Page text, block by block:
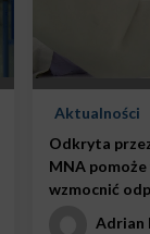
Aktualności
Odkryta
MNA
wzmocnić
Adrian